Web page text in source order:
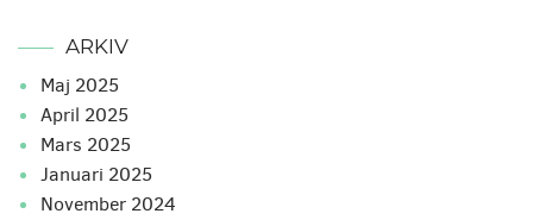
ARKIV
maj 2025
april 2025
mars 2025
januari 2025
november 2024